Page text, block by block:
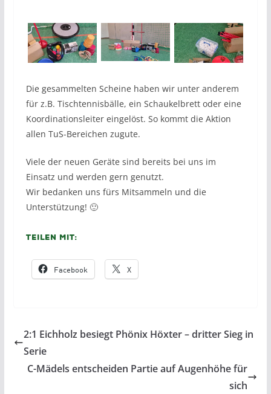
Die gesammelten Scheine haben wir unter anderem
für z.B. Tischtennisbälle, ein Schaukelbrett oder eine
Koordinationsleiter eingelöst. So kommt die Aktion
allen TuS-Bereichen zugute.
Viele der neuen Geräte sind bereits bei uns im
Einsatz und werden gern genutzt.
Wir bedanken uns fürs Mitsammeln und die
Unterstützung! 🙂
Teilen mit:
Facebook X
2:1 Eichholz besiegt Phönix Höxter – dritter Sieg in
Serie
C-Mädels entscheiden Partie auf Augenhöhe für
sich